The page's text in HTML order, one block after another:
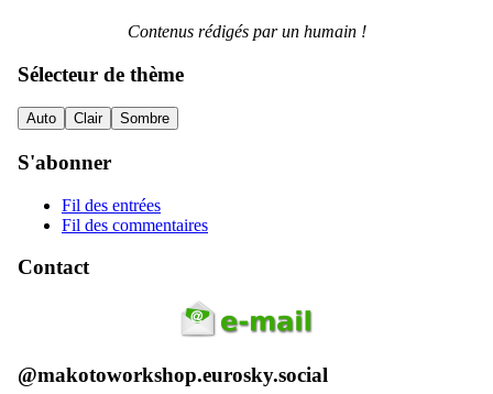
Contenus rédigés par un humain !
Sélecteur de thème
Auto Clair Sombre
S'abonner
Fil des entrées
Fil des commentaires
Contact
@makotoworkshop.eurosky.social